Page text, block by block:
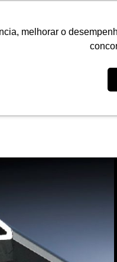
melhorar o